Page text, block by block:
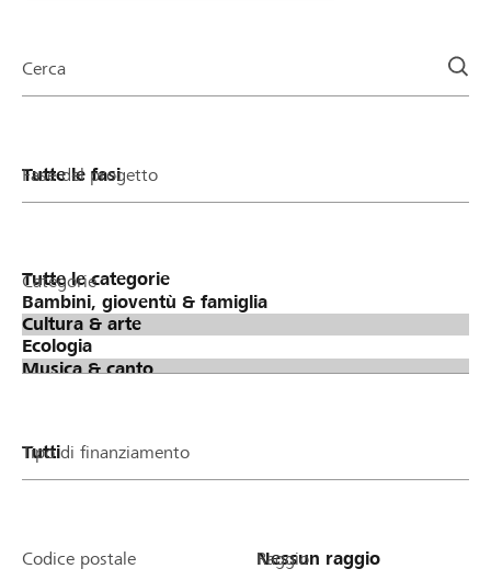
della
Cerca
Fase del progetto
Categorie
Tipo di finanziamento
Codice postale Raggio